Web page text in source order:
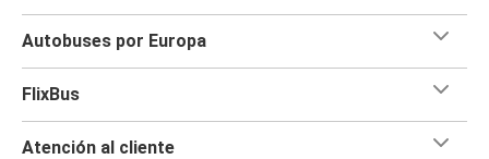
Autobuses por Europa
FlixBus
Atención al cliente